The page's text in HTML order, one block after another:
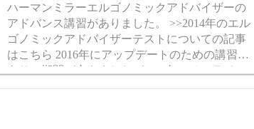
ハーマンミラーエルゴノミックアドバイザーの
アドバンス講習がありました。 >>2014年のエル
ゴノミックアドバイザーテストについての記事
はこちら 2016年にアップデートのための講習が
あり、期間が空きましたが2022年にオンライン
で開催しました。 これは既存のアドバイザ...